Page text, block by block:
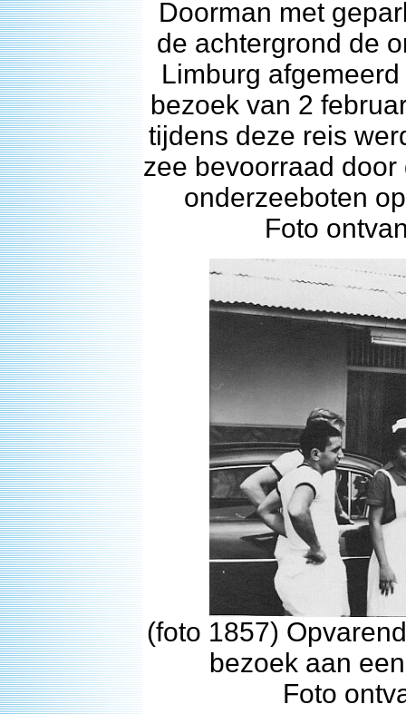
Doorman met
de achtergrond de
Limburg
bezoek van 2
tijdens deze reis
zee bevoorraad
onderzeeboten
Foto
(foto 1857)
bezoek aan
Foto